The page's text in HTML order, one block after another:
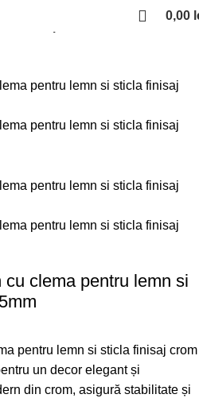
0,00
clema pentru lemn si
pentru lemn si sticla finisaj crom
un decor elegant și
din crom, asigură stabilitate și